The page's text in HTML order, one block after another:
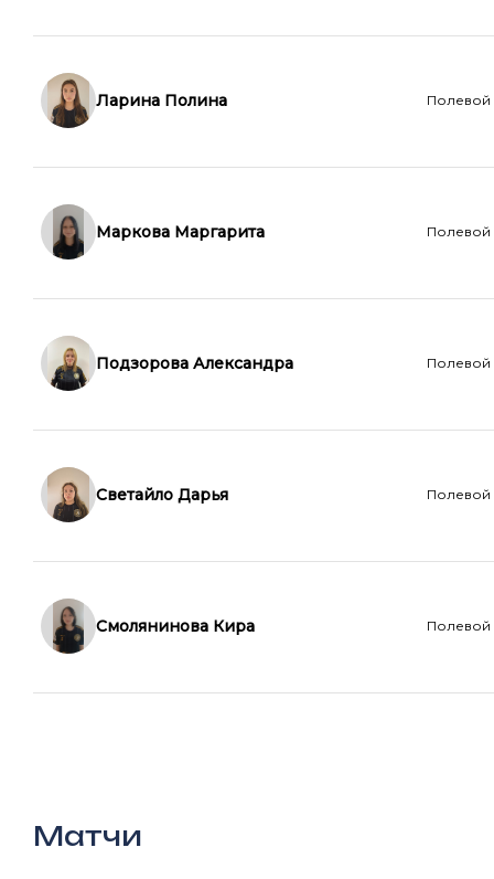
Ларина Полина Полевой
Маркова Маргарита Полевой
Подзорова Александра Полевой
Светайло Дарья Полевой
Смолянинова Кира Полевой
Матчи